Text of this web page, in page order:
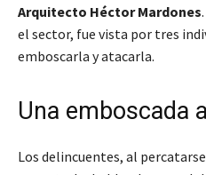
Arquitecto Héctor Mardones
el sector, fue vista por tres
emboscarla y atacarla.
Una emboscada
Los delincuentes, al